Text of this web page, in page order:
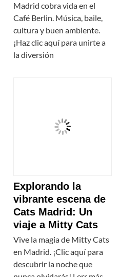
Madrid cobra vida en el
Café Berlin. Música, baile,
cultura y buen ambiente.
¡Haz clic aquí para unirte a
la diversión
Explorando la
vibrante escena de
Cats Madrid: Un
viaje a Mitty Cats
Vive la magia de Mitty Cats
en Madrid. ¡Clic aquí para
descubrir la noche que